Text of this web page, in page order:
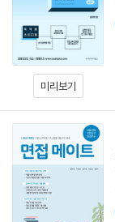
미리보기